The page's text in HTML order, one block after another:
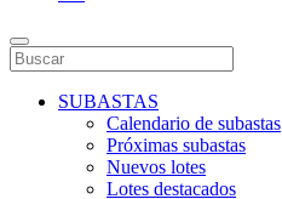
SUBASTAS
Calendario de subastas
Próximas subastas
Nuevos lotes
Lotes destacados